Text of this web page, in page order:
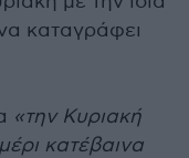
καταγράφει
«την Κυριακή
κατέβαινα